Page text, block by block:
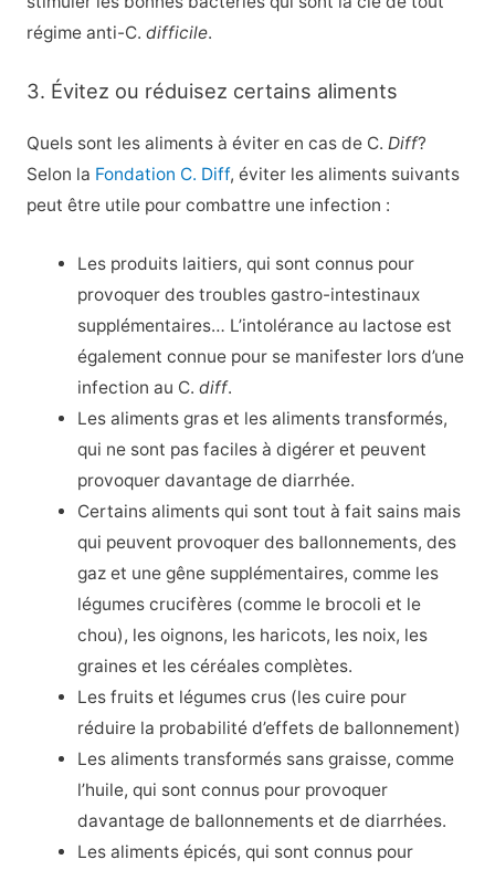
régime anti-C. difficile.
3. Évitez ou réduisez certains aliments
Quels sont les aliments à éviter en cas de C. Diff?
Selon la Fondation C. Diff, éviter les aliments suivants
peut être utile pour combattre une infection :
Les produits laitiers, qui sont connus pour
provoquer des troubles gastro-intestinaux
supplémentaires… L’intolérance au lactose est
également connue pour se manifester lors d’une
infection au C.diff.
Les aliments gras et les aliments transformés,
qui ne sont pas faciles à digérer et peuvent
provoquer davantage de diarrhée.
Certains aliments qui sont tout à fait sains mais
qui peuvent provoquer des ballonnements, des
gaz et une gêne supplémentaires, comme les
légumes crucifères (comme le brocoli et le
chou), les oignons, les haricots, les noix, les
graines et les céréales complètes.
Les fruits et légumes crus (les cuire pour
réduire la probabilité d’effets de ballonnement)
Les aliments transformés sans graisse, comme
l’huile, qui sont connus pour provoquer
davantage de ballonnements et de diarrhées.
Les aliments épicés, qui sont connus pour